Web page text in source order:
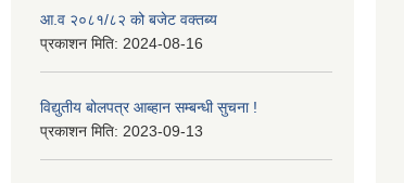
आ.व २०८१/८२ को बजेट वक्तब्य
प्रकाशन मिति: 2024-08-16
विद्युतीय बोलपत्र आब्हान सम्बन्धी सुचना !
प्रकाशन मिति: 2023-09-13